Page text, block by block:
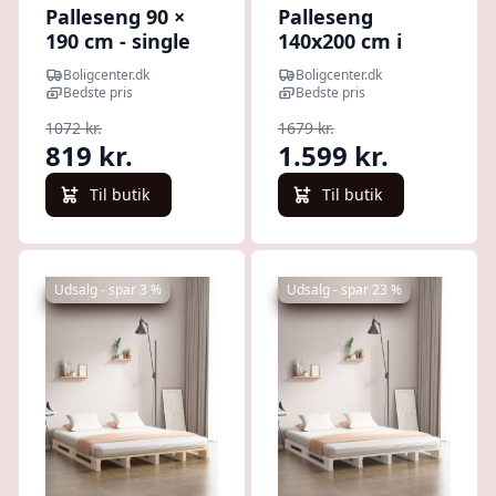
Palleseng 90 ×
190 cm - single
sengeramme i
massivt fyrretræ
Boligcenter.dk
Bedste pris
1072 kr.
819 kr.
Til butik
Palleseng
140x200 cm i
massivt fyrretræ
- gyldenbrun
Boligcenter.dk
Bedste pris
1679 kr.
1.599 kr.
Til butik
Udsalg - spar 3 % Udsalg - spar 23 %